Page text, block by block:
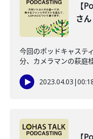
【
さん
今回のポッドキャステ
分、カメラマンの萩庭
2023.04.03 |